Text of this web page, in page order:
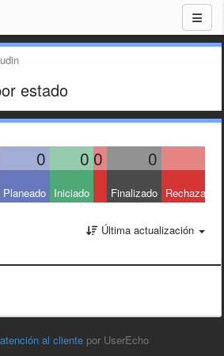
estado
0 0 0 0
Planeado Iniciado Finalizado Rechazado
Última actualización
al cliente por UserEcho